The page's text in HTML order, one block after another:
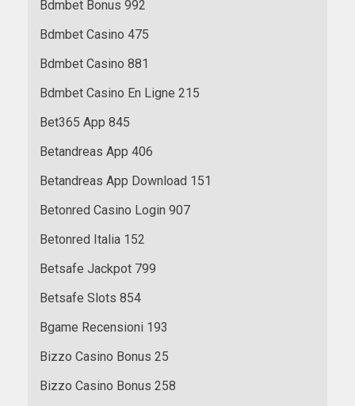
Bdmbet Bonus 992
Bdmbet Casino 475
Bdmbet Casino 881
Bdmbet Casino En Ligne 215
Bet365 App 845
Betandreas App 406
Betandreas App Download 151
Betonred Casino Login 907
Betonred Italia 152
Betsafe Jackpot 799
Betsafe Slots 854
Bgame Recensioni 193
Bizzo Casino Bonus 25
Bizzo Casino Bonus 258